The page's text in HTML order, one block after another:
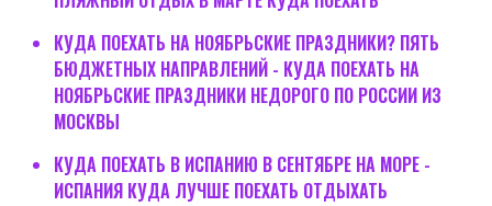
КУДА ПОЕХАТЬ НА НОЯБРЬСКИЕ ПРАЗДНИКИ? ПЯТЬ
БЮДЖЕТНЫХ НАПРАВЛЕНИЙ - КУДА ПОЕХАТЬ НА
НОЯБРЬСКИЕ ПРАЗДНИКИ НЕДОРОГО ПО РОССИИ ИЗ
МОСКВЫ
КУДА ПОЕХАТЬ В ИСПАНИЮ В СЕНТЯБРЕ НА МОРЕ -
ИСПАНИЯ КУДА ЛУЧШЕ ПОЕХАТЬ ОТДЫХАТЬ